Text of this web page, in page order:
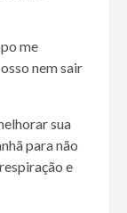
me
nem sair
sua
para não
e